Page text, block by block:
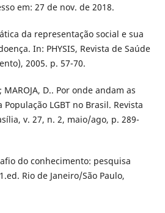
em: 27 de nov. de 2018.
da representação social e sua
In: PHYSIS, Revista de Saúde
2005. p. 57-70.
MAROJA, D.. Por onde andam as
LGBT no Brasil. Revista
v. 27, n. 2, maio/ago, p. 289-
do conhecimento: pesquisa
Rio de Janeiro/São Paulo,